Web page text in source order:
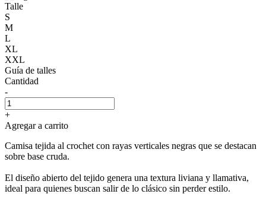
Talle
S
M
L
XL
XXL
Guía de talles
Cantidad
-
+
Agregar a carrito
Camisa tejida al crochet con rayas verticales negras que se destacan
sobre base cruda.
El diseño abierto del tejido genera una textura liviana y llamativa,
ideal para quienes buscan salir de lo clásico sin perder estilo.